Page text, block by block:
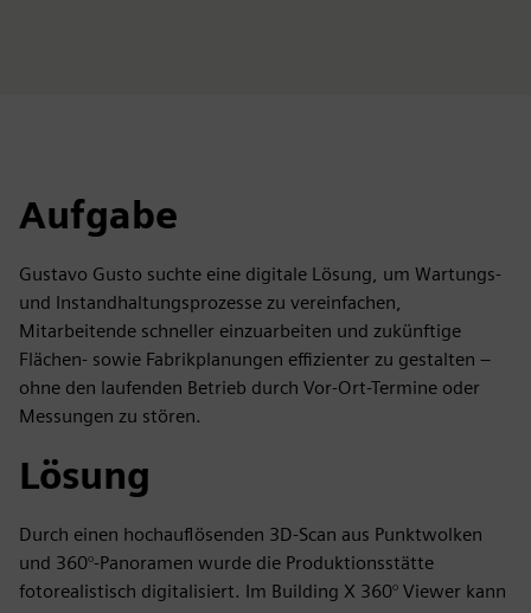
Aufgabe
Gustavo Gusto suchte eine digitale Lösung, um Wartungs-
und Instandhaltungsprozesse zu vereinfachen,
Mitarbeitende schneller einzuarbeiten und zukünftige
Flächen- sowie Fabrikplanungen effizienter zu gestalten –
ohne den laufenden Betrieb durch Vor-Ort-Termine oder
Messungen zu stören.
Lösung
Durch einen hochauflösenden 3D‑Scan aus Punktwolken
und 360°‑Panoramen wurde die Produktionsstätte
fotorealistisch digitalisiert. Im Building X 360° Viewer kann